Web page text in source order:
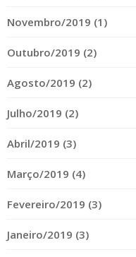
Novembro/2019 (1)
Outubro/2019 (2)
Agosto/2019 (2)
Julho/2019 (2)
Abril/2019 (3)
Março/2019 (4)
Fevereiro/2019 (3)
Janeiro/2019 (3)